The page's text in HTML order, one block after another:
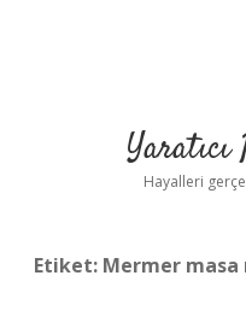
Hayalleri
Etiket: Mermer masa